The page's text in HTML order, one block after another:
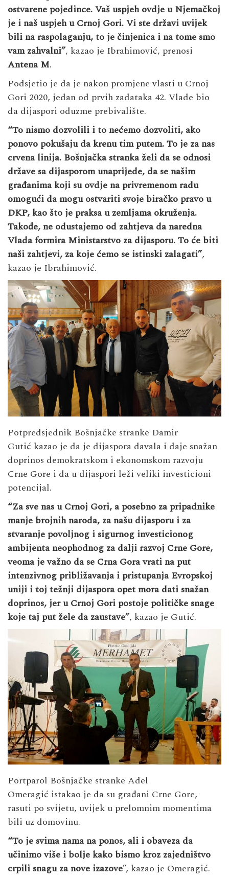
ostvarene pojedince. Vaš uspjeh ovdje u Njemačkoj
je i naš uspjeh u Crnoj Gori. Vi ste državi uvijek
bili na raspolaganju, to je činjenica i na tome smo
vam zahvalni”, kazao je Ibrahimović, prenosi
Antena M.
Podsjetio je da je nakon promjene vlasti u Crnoj
Gori 2020, jedan od prvih zadataka 42. Vlade bio
da dijaspori oduzme prebivalište.
“To nismo dozvolili i to nećemo dozvoliti, ako
ponovo pokušaju da krenu tim putem. To je za nas
crvena linija. Bošnjačka stranka želi da se odnosi
države sa dijasporom unaprijede, da se našim
građanima koji su ovdje na privremenom radu
omogući da mogu ostvariti svoje biračko pravo u
DKP, kao što je praksa u zemljama okruženja.
Takođe, ne odustajemo od zahtjeva da naredna
Vlada formira Ministarstvo za dijasporu. To će biti
naši zahtjevi, za koje ćemo se istinski zalagati”,
kazao je Ibrahimović.
Potpredsjednik Bošnjačke stranke Damir
Gutić kazao je da je dijaspora davala i daje snažan
doprinos demokratskom i ekonomskom razvoju
Crne Gore i da u dijaspori leži veliki investicioni
potencijal.
“Za sve nas u Crnoj Gori, a posebno za pripadnike
manje brojnih naroda, za našu dijasporu i za
stvaranje povoljnog i sigurnog investicionog
ambijenta neophodnog za dalji razvoj Crne Gore,
veoma je važno da se Crna Gora vrati na put
intenzivnog približavanja i pristupanja Evropskoj
uniji i toj težnji dijaspora opet mora dati snažan
doprinos, jer u Crnoj Gori postoje političke snage
koje taj put žele da zaustave”, kazao je Gutić.
Portparol Bošnjačke stranke Adel
Omeragić istakao je da su građani Crne Gore,
rasuti po svijetu, uvijek u prelomnim momentima
bili uz domovinu.
“To je svima nama na ponos, ali i obaveza da
učinimo više i bolje kako bismo kroz zajedništvo
crpili snagu za nove izazove”, kazao je Omeragić.